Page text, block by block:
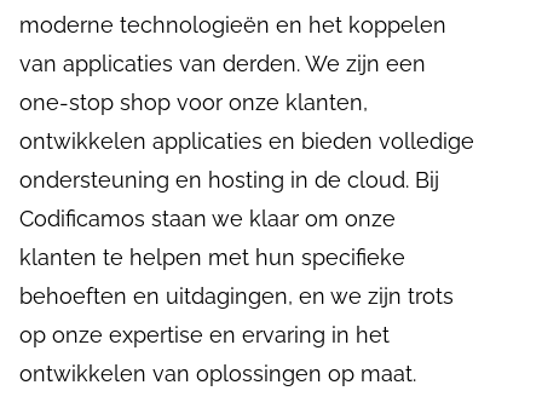
moderne technologieën en het koppelen
van applicaties van derden. We zijn een
one-stop shop voor onze klanten,
ontwikkelen applicaties en bieden volledige
ondersteuning en hosting in de cloud. Bij
Codificamos staan we klaar om onze
klanten te helpen met hun specifieke
behoeften en uitdagingen, en we zijn trots
op onze expertise en ervaring in het
ontwikkelen van oplossingen op maat.